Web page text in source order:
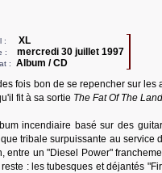
: XL
: mercredi 30 juillet 1997
:
Album / CD
des fois bon de se repencher sur
fit à sa sortie The Fat Of The Land
incendiaire basé sur des
tribale surpuissante au service
entre un "Diesel Power"
: les tubesques et déjantés